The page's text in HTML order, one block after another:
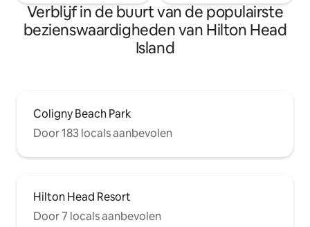
Verblijf in de buurt van de populairste
bezienswaardigheden van Hilton Head
Island
Coligny Beach Park
Door 183 locals aanbevolen
Hilton Head Resort
Door 7 locals aanbevolen